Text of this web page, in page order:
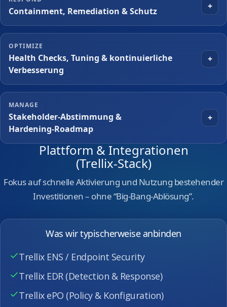
Containment, Remediation & Schutz +
OPTIMIZE
Health Checks, Tuning & kontinuierliche
Verbesserung
+
MANAGE
Stakeholder‑Abstimmung &
Hardening‑Roadmap
+
Plattform & Integrationen
(Trellix‑Stack)
Fokus auf schnelle Aktivierung und Nutzung bestehender
Investitionen – ohne “Big‑Bang‑Ablösung”.
Was wir typischerweise anbinden
Trellix ENS / Endpoint Security
Trellix EDR (Detection & Response)
Trellix ePO (Policy & Konfiguration)